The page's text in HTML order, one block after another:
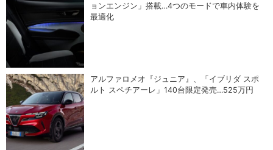
ョンエンジン」搭載…4つのモードで車内体験を
最適化
アルファロメオ『ジュニア』、「イブリダ スポ
ルト スペチアーレ」140台限定発売…525万円